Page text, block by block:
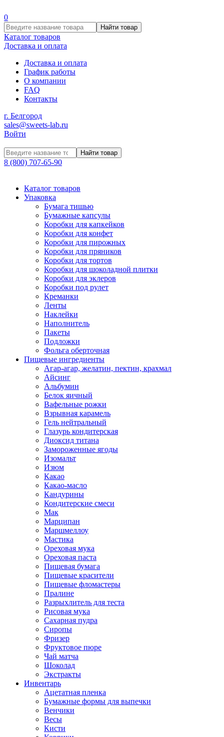
0
Найти товар
Каталог товаров
Доставка и оплата
Доставка и оплата
График работы
О компании
FAQ
Контакты
г. Белгород
sales@sweets-lab.ru
Войти
Найти товар
8 (800) 707-65-90
Каталог товаров
Упаковка
Бумага тишью
Бумажные капсулы
Коробки для капкейков
Коробки для конфет
Коробки для пирожных
Коробки для пряников
Коробки для тортов
Коробки для шоколадной плитки
Коробки для эклеров
Коробки под рулет
Креманки
Ленты
Наклейки
Наполнитель
Пакеты
Подложки
Фольга оберточная
Пищевые ингредиенты
Агар-агар, желатин, пектин, крахмал
Айсинг
Альбумин
Белок яичный
Вафельные рожки
Взрывная карамель
Гель нейтральный
Глазурь кондитерская
Диоксид титана
Замороженные ягоды
Изомальт
Изюм
Какао
Какао-масло
Кандурины
Кондитерские смеси
Мак
Марципан
Маршмеллоу
Мастика
Ореховая мука
Ореховая паста
Пищевая бумага
Пищевые красители
Пищевые фломастеры
Пралине
Разрыхлитель для теста
Рисовая мука
Сахарная пудра
Сиропы
Фризер
Фруктовое пюре
Чай матча
Шоколад
Экстракты
Инвентарь
Ацетатная пленка
Бумажные формы для выпечки
Венчики
Весы
Кисти